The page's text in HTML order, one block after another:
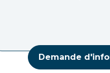
Demande